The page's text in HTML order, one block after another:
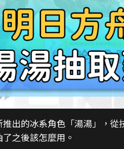
出的冰系角色「湯湯」，
之後該怎麼用。